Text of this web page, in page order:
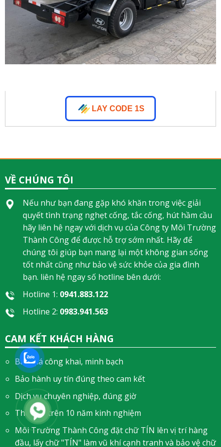
LAY CODE 1S
VỀ CHÚNG TÔI
Nếu như bạn đang gặp khó khăn trong việc giải
quyết tình trạng nghẹt cống, tắc cống, hút hầm cầu
hãy liên hệ ngay với dịch vụ của Công ty Môi Trường
Thành Công để được hỗ trợ sớm nhất. Hãy để
chúng tôi giúp bạn mang lại một không gian sống
tốt nhất cũng như bảo vệ sức khỏe của gia đình
bạn. liên hệ ngay số hotline bên dưới:
Hotline 1: 0941.883.122
Hotline 2: 0983.941.563
CAM KẾT KHÁCH HÀNG
Báo giá công khai, minh bạch
Bảo hành uy tín đúng theo cam kết
Dịch vụ chuyên nghiệp, đúng giờ
Thợ giỏi trên 10 năm kinh nghiệm
Môi Trường Thành Công đặt chữ TÍN lên vị trí hàng
đầu, lấy chữ "TÍN" làm vũ khí cạnh tranh và bảo vệ chữ